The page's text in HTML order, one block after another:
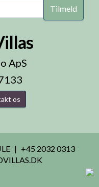
ApS
os
+45 2032 0313